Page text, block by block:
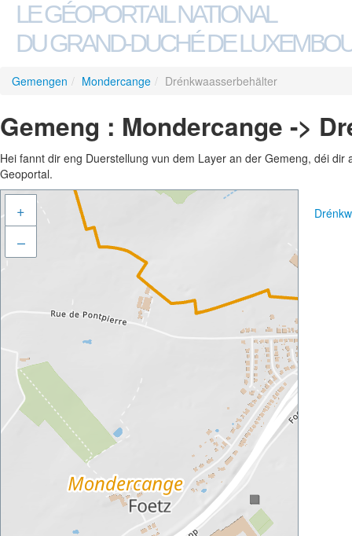
LE GÉOPORTAIL NATIONAL
DU GRAND-DUCHÉ DE
Gemengen / Mondercange / Drénkwaasserbehälter
Gemeng : Mondercange ->
Hei fannt dir eng Duerstellung vun dem Layer an der Gemeng, déi
Geoportal.
+
–